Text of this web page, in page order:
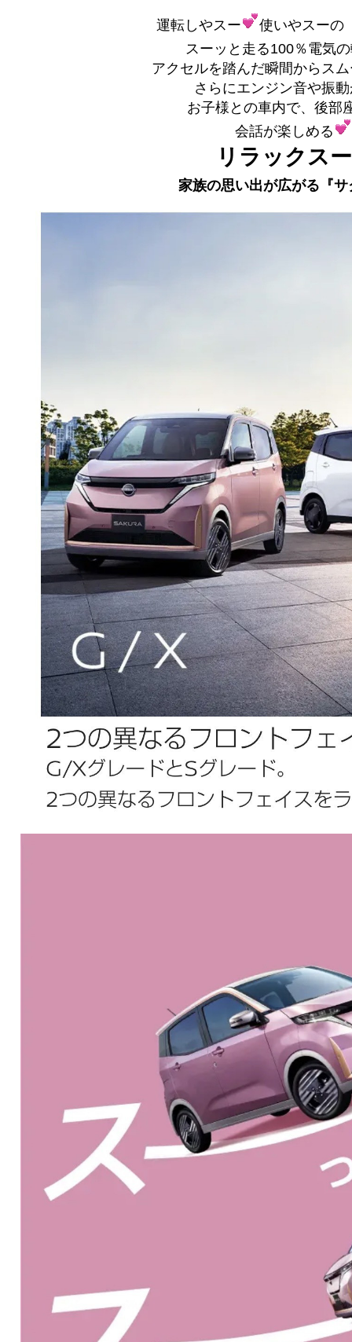
運転しやスー
使いやスーの
スーッと走る100％電気
アクセルを踏んだ瞬間からス
さらにエンジン音や振
お子様との車内で、後部
会話が楽しめる
リラックスー
家族の思い出が広がる『サ